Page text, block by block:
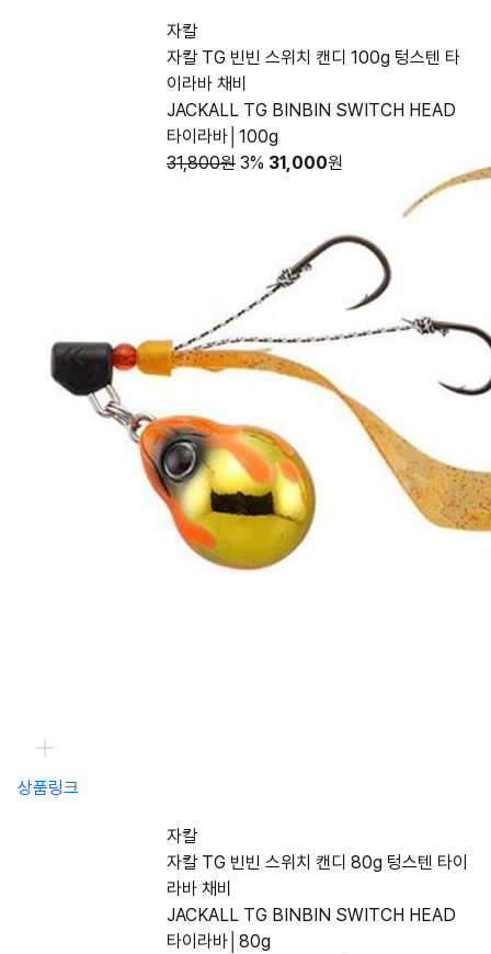
자칼
자칼 TG 빈빈 스위치 캔디 100g 텅스텐 타
이라바 채비
JACKALL TG BINBIN SWITCH HEAD
타이라바│100g
31,800원 3% 31,000원
상품링크
자칼
자칼 TG 빈빈 스위치 캔디 80g 텅스텐 타이
라바 채비
JACKALL TG BINBIN SWITCH HEAD
타이라바│80g